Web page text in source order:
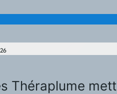
Théraplume